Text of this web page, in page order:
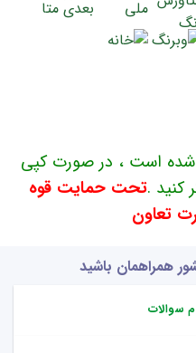
شده است ، در صورت کپی
کنید .تحت حمایت قوه
تعاون
همراهمان باشید
سوالات